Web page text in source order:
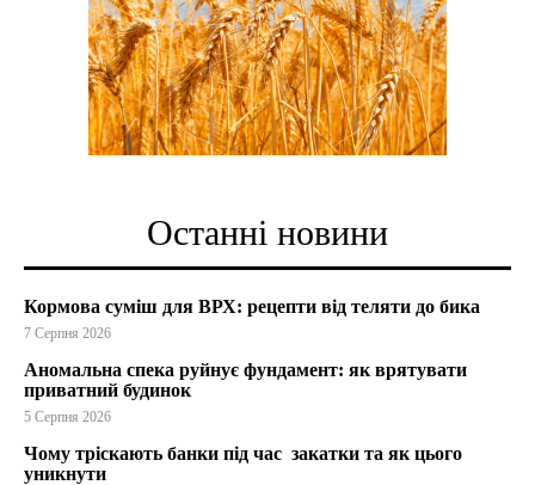
Останні новини
Кормова суміш для ВРХ: рецепти від теляти до бика
7 Серпня 2026
Аномальна спека руйнує фундамент: як врятувати
приватний будинок
5 Серпня 2026
Чому тріскають банки під час закатки та як цього
уникнути